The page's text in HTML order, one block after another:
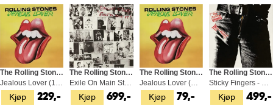
Kjøp
The Rolling Stones
Jealous Lover (10")
229,- Kjøp
The Rolling Stones
Exile On Main St. - Half Speed (2LP)
699,- Kjøp
The Rolling Stones
Jealous Lover (CDS)
79,- Kjøp
The Rolling Stones
Sticky Fingers - Half Speed Master (LP)
499,-